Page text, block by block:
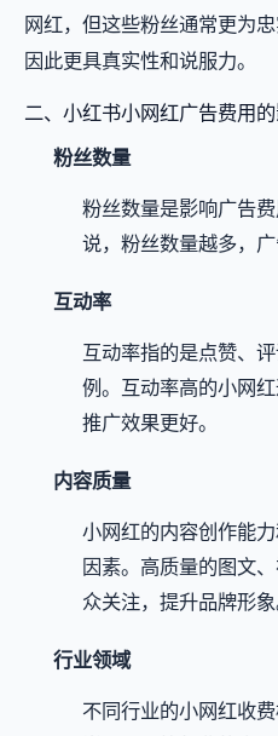
网红，但这些粉丝通常更为
因此更具真实性和说服力。
二、小红书小网红广告费用
粉丝数量
粉丝数量是影响广告
说，粉丝数量越多，广
互动率
互动率指的是点赞、
例。互动率高的小网
推广效果更好。
内容质量
小网红的内容创作能
因素。高质量的图文
众关注，提升品牌形象
行业领域
不同行业的小网红收